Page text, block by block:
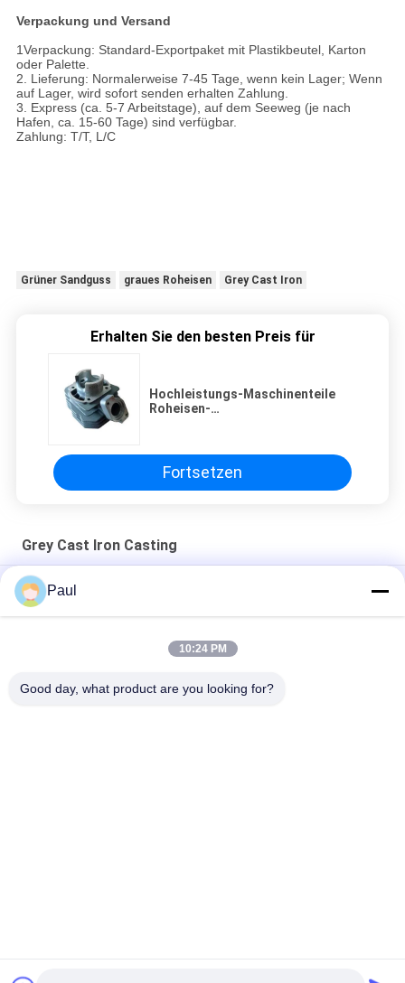
Verpackung und Versand
1Verpackung: Standard-Exportpaket mit Plastikbeutel, Karton
oder Palette.
2. Lieferung: Normalerweise 7-45 Tage, wenn kein Lager; Wenn
auf Lager, wird sofort senden erhalten Zahlung.
3. Express (ca. 5-7 Arbeitstage), auf dem Seeweg (je nach
Hafen, ca. 15-60 Tage) sind verfügbar.
Zahlung: T/T, L/C
Grüner Sandguss graues Roheisen Grey Cast Iron
Erhalten Sie den besten Preis für
Hochleistungs-Maschinenteile
Roheisen-
Fortsetzen
Grey Cast Iron Casting
DE-GJL-300 Grauguss Sandguss Motorgehäusedeckel
Teile für die Gießung von Maschinen aus Grauisen Sand
LKW-Anhänger-Federung-Chassis-Teile Blatt Vorder-
Paul
10:24 PM
Good day, what product are you looking for?